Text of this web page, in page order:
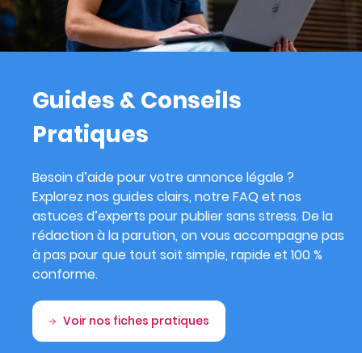
Guides & Conseils
Pratiques
Besoin d’aide pour votre annonce légale ?
Explorez nos guides clairs, notre FAQ et nos
astuces d’experts pour publier sans stress. De la
rédaction à la parution, on vous accompagne pas
à pas pour que tout soit simple, rapide et 100 %
conforme.
Voir nos fiches pratiques